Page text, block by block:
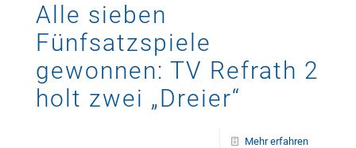
Alle sieben
Fünfsatzspiele
gewonnen: TV Refrath 2
holt zwei „Dreier“
Mehr erfahren